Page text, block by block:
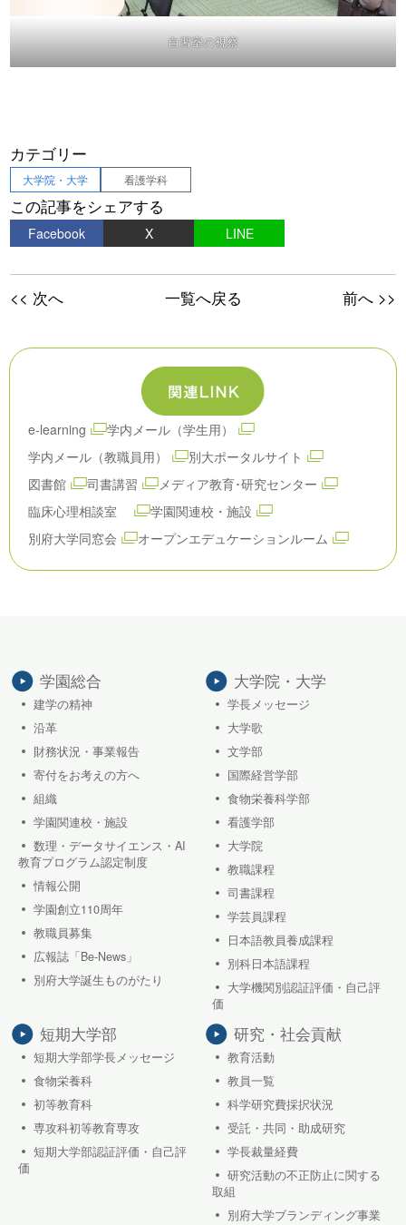
自習室の視察
カテゴリー
大学院・大学 看護学科
この記事をシェアする
Facebook X LINE
<< 次へ 一覧へ戻る 前へ >>
e-learning
学内メール（学生用）
学内メール（教職員用）
別大ポータルサイト
図書館
司書講習
メディア教育･研究センター
臨床心理相談室
学園関連校・施設
別府大学同窓会
オープンエデュケーションルーム
学園総合
建学の精神
沿革
財務状況・事業報告
寄付をお考えの方へ
組織
学園関連校・施設
数理・データサイエンス・AI
教育プログラム認定制度
情報公開
学園創立110周年
教職員募集
広報誌「Be-News」
別府大学誕生ものがたり
大学院・大学
学長メッセージ
大学歌
文学部
国際経営学部
食物栄養科学部
看護学部
大学院
教職課程
司書課程
学芸員課程
日本語教員養成課程
別科日本語課程
大学機関別認証評価・自己評
価
短期大学部
短期大学部学長メッセージ
食物栄養科
初等教育科
専攻科初等教育専攻
短期大学部認証評価・自己評
価
研究・社会貢献
教育活動
教員一覧
科学研究費採択状況
受託・共同・助成研究
学長裁量経費
研究活動の不正防止に関する
取組
別府大学ブランディング事業